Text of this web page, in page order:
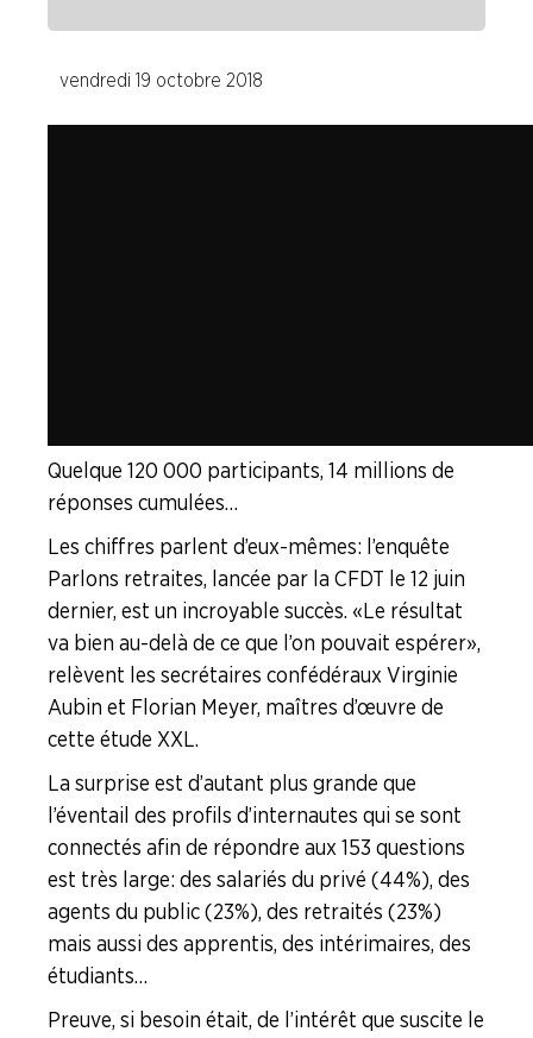
SERVICES
Pourquoi
adhérer ?
vendredi 19 octobre 2018
Quelque 120 000 participants, 14 millions de
réponses cumulées…
Les chiffres parlent d’eux-mêmes : l’enquête
Parlons retraites, lancée par la CFDT le 12 juin
dernier, est un incroyable succès. « Le résultat
va bien au-delà de ce que l’on pouvait espérer »,
relèvent les secrétaires confédéraux Virginie
Aubin et Florian Meyer, maîtres d’œuvre de
cette étude XXL.
La surprise est d’autant plus grande que
l’éventail des profils d’internautes qui se sont
connectés afin de répondre aux 153 questions
est très large : des salariés du privé (44 %), des
agents du public (23 %), des retraités (23 %)
mais aussi des apprentis, des intérimaires, des
étudiants…
Preuve, si besoin était, de l’intérêt que suscite le